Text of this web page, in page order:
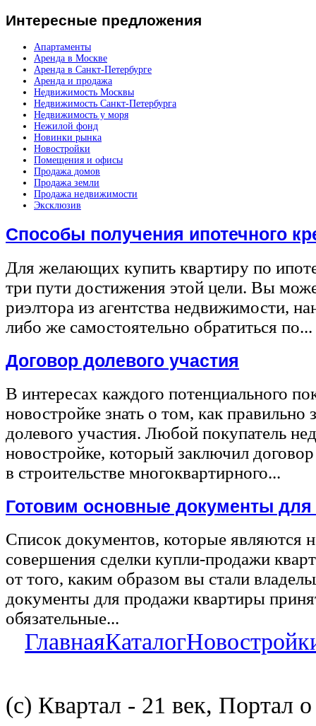
Интересные предложения
Апартаменты
Аренда в Москве
Аренда в Санкт-Петербурге
Аренда и продажа
Недвижимость Москвы
Недвижимость Санкт-Петербурга
Недвижимость у моря
Нежилой фонд
Новинки рынка
Новостройки
Помещения и офисы
Продажа домов
Продажа земли
Продажа недвижимости
Эксклюзив
Способы получения ипотечного
Для желающих купить квартиру по
три пути достижения этой цели. Вы
риэлтора из агентства недвижимости,
либо же самостоятельно обратиться по...
Договор долевого участия
В интересах каждого потенциального
новостройке знать о том, как правильно
долевого участия. Любой покупатель
новостройке, который заключил
в строительстве многоквартирного...
Готовим основные документы
Список документов, которые являются
совершения сделки купли-продажи
от того, каким образом вы стали
документы для продажи квартиры
обязательные...
ГлавнаяКаталог
(с) Квартал - 21 век, Портал